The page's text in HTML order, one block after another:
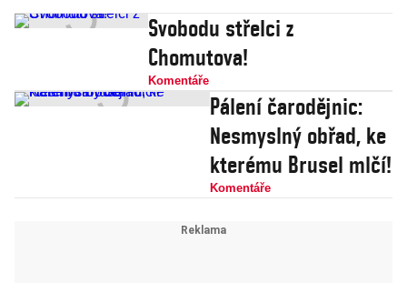
Svobodu střelci z
Chomutova!
Komentáře
Pálení čarodějnic:
Nesmyslný obřad, ke
kterému Brusel mlčí!
Komentáře